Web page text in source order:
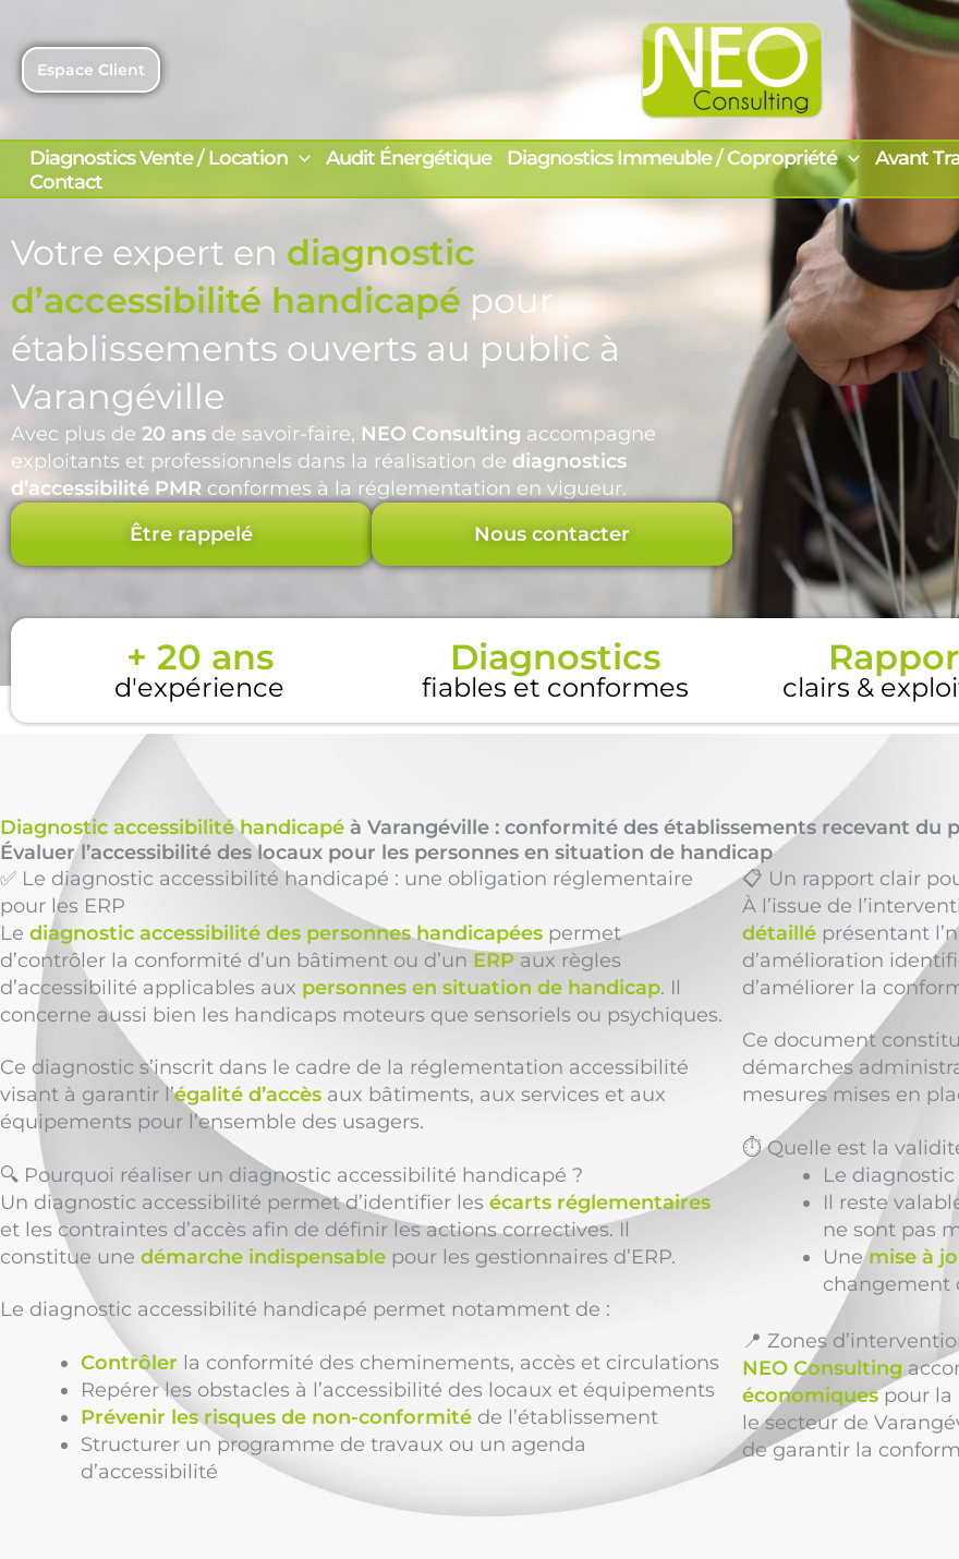
contenuEspace Client
Diagnostics Vente / Location Audit Énergétique Diagnostics Immeuble / Copropriété Avant
Contact
Votre expert en diagnostic
d’accessibilité handicapé pour
établissements ouverts au public à
Varangéville
Avec plus de 20 ans de savoir-faire, NEO Consulting accompagne
exploitants et professionnels dans la réalisation de diagnostics
d’accessibilité PMR conformes à la réglementation en vigueur.
Être rappelé
Nous contacter
+ 20 ans
d'expérience
Diagnostics
fiables et conformes clairs &
Diagnostic accessibilité handicapé à Varangéville : conformité des établissements recevant du
Évaluer l’accessibilité des locaux pour les personnes en situation de handicap
✅ Le diagnostic accessibilité handicapé : une obligation réglementaire
pour les ERP
Le diagnostic accessibilité des personnes handicapées permet
d’contrôler la conformité d’un bâtiment ou d’un ERP aux règles
d’accessibilité applicables aux personnes en situation de handicap. Il
concerne aussi bien les handicaps moteurs que sensoriels ou psychiques.
Ce diagnostic s’inscrit dans le cadre de la réglementation accessibilité
visant à garantir l’égalité d’accès aux bâtiments, aux services et aux
équipements pour l’ensemble des usagers.
🔍 Pourquoi réaliser un diagnostic accessibilité handicapé ?
Un diagnostic accessibilité permet d’identifier les écarts réglementaires
et les contraintes d’accès afin de définir les actions correctives. Il
constitue une démarche indispensable pour les gestionnaires d’ERP.
Le diagnostic accessibilité handicapé permet notamment de :
Contrôler la conformité des cheminements, accès et circulations
Repérer les obstacles à l’accessibilité des locaux et équipements
Prévenir les risques de non-conformité de l’établissement
Structurer un programme de travaux ou un agenda
d’accessibilité
📋 Un rapport clair
À l’issue de
détaillé présentant
d’amélioration
d’améliorer la
Ce document
démarches
mesures mises en
⏱️ Quelle est la
Le diagnostic
Il reste
ne sont pas
Unemise à
changement
📍 Zones
NEO Consulting
économiquespour la
le secteur de
de garantir la